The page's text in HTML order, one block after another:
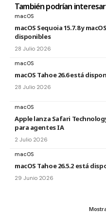
También podrían
macOS
macOS Sequoia 15.7.8 y
disponibles
28 Julio 2026
macOS
macOS Tahoe 26.6 está
28 Julio 2026
macOS
Apple lanza Safari
para agentes IA
2 Julio 2026
macOS
macOS Tahoe 26.5.2 está
29 Junio 2026